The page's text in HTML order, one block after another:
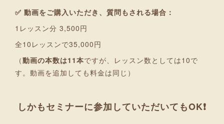
✅ 動画をご購入いただき、質問もされる場合：
1レッスン分 3,500円
全10レッスンで35,000円
（動画の本数は11本ですが、レッスン数としては10で
す。動画を追加しても料金は同じ）
しかもセミナーに参加していただいてもOK❗